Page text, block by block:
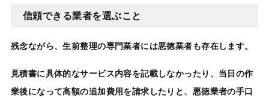
信頼できる業者を選ぶこと
残念ながら、生前整理の専門業者には悪徳業者も存在します。
見積書に具体的なサービス内容を記載しなかったり、当日の作
業後になって高額の追加費用を請求したりと、悪徳業者の手口